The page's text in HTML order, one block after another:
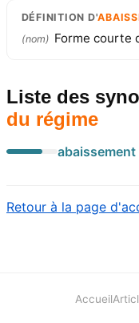
DÉFINITION D'
(nom) Forme courte
Liste des
du régime
Retour à la page
Accueil